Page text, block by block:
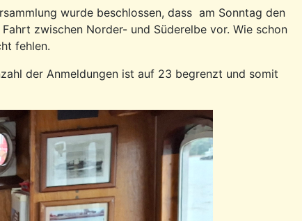
wurde beschlossen, dass am Sonntag den
zwischen Norder- und Süderelbe vor. Wie schon
fehlen.
der Anmeldungen ist auf 23 begrenzt und somit